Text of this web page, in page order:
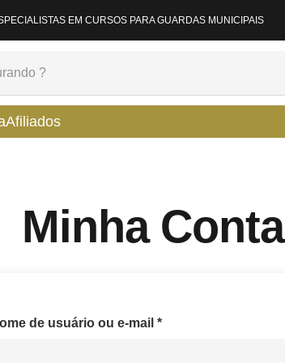
EM CURSOS PARA GUARDAS MUNICIPAIS
Afiliados
Minha Conta
de usuário ou e-mail *Obrigatório